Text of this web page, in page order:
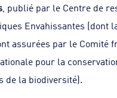
, publié par le Centre de
Envahissantes (dont
assurées par le Comité
pour la
de la biodiversité).